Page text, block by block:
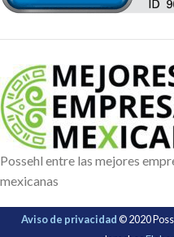
Possehl entre las mejores
mexicanas
Aviso de privacidad© 2020